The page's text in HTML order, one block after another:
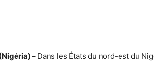
– Dans les États du nord-est du